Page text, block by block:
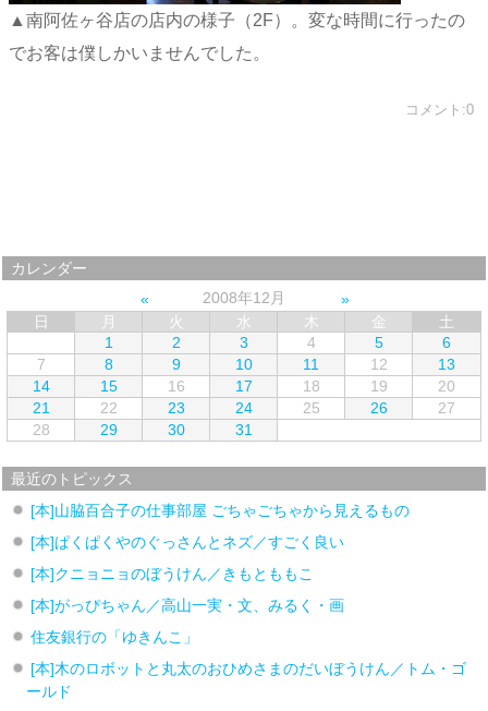
▲南阿佐ヶ谷店の店内の様子（2F）。変な時間に行ったの
でお客は僕しかいませんでした。
コメント:0
カレンダー
2008年12月
日
月 火 水 木 金
土
1
2 3 4 5
6
7
8 9 10 11 12
13
14
15 16 17 18 19
20
21
22 23 24 25 26
27
28
29 30 31
最近のトピックス
[本]山脇百合子の仕事部屋 ごちゃごちゃから見えるもの
[本]ぱくぱくやのぐっさんとネズ／すごく良い
[本]クニョニョのぼうけん／きもとももこ
[本]がっぴちゃん／高山一実・文、みるく・画
住友銀行の「ゆきんこ」
[本]木のロボットと丸太のおひめさまのだいぼうけん／トム・ゴ
ールド